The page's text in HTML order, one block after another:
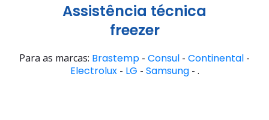
Assistência técnica
freezer
Para as marcas: Brastemp - Consul - Continental -
Electrolux- LG - Samsung- .